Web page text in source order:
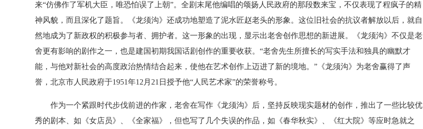
来“仿佛作了军机大臣，唯恐怕误了上朝”。全剧末尾他编唱的颂扬人民政府的那段数来宝，不仅表现了程疯子的精
神风貌，而且深化了题旨。《龙须沟》还成功地塑造了泥水匠赵老头的形象。这位旧社会的抗议者解放以后，就自
然地成为了新政权的积极参与者、拥护者。这一形象的出现，显示出老舍创作思想的新进展。《龙须沟》不仅是老
舍更有影响的剧作之一，也是建国初期我国话剧创作的重要收获。“老舍先生所擅长的写实手法和独具的幽默才
能，与他对新社会的高度政治热情结合起来，使他在艺术创作上迈进了新的境地。”《龙须沟》为老舍赢得了声
誉，北京市人民政府于1951年12月21日授予他“人民艺术家”的荣誉称号。
作为一个紧跟时代步伐前进的作家，老舍在写作《龙须沟》后，坚持反映现实题材的创作，推出了一些比较优
秀的剧本、如《女店员》、《全家福》，但也写了几个失误的作品，如《春华秋实》、《红大院》等应时急就之